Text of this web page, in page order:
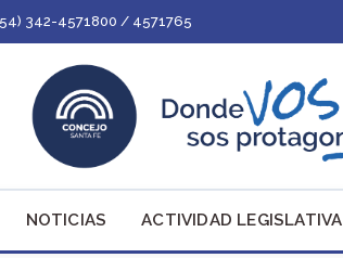
342-4571800 / 4571765
NOTICIAS ACTIVIDAD LEGISLATIVA